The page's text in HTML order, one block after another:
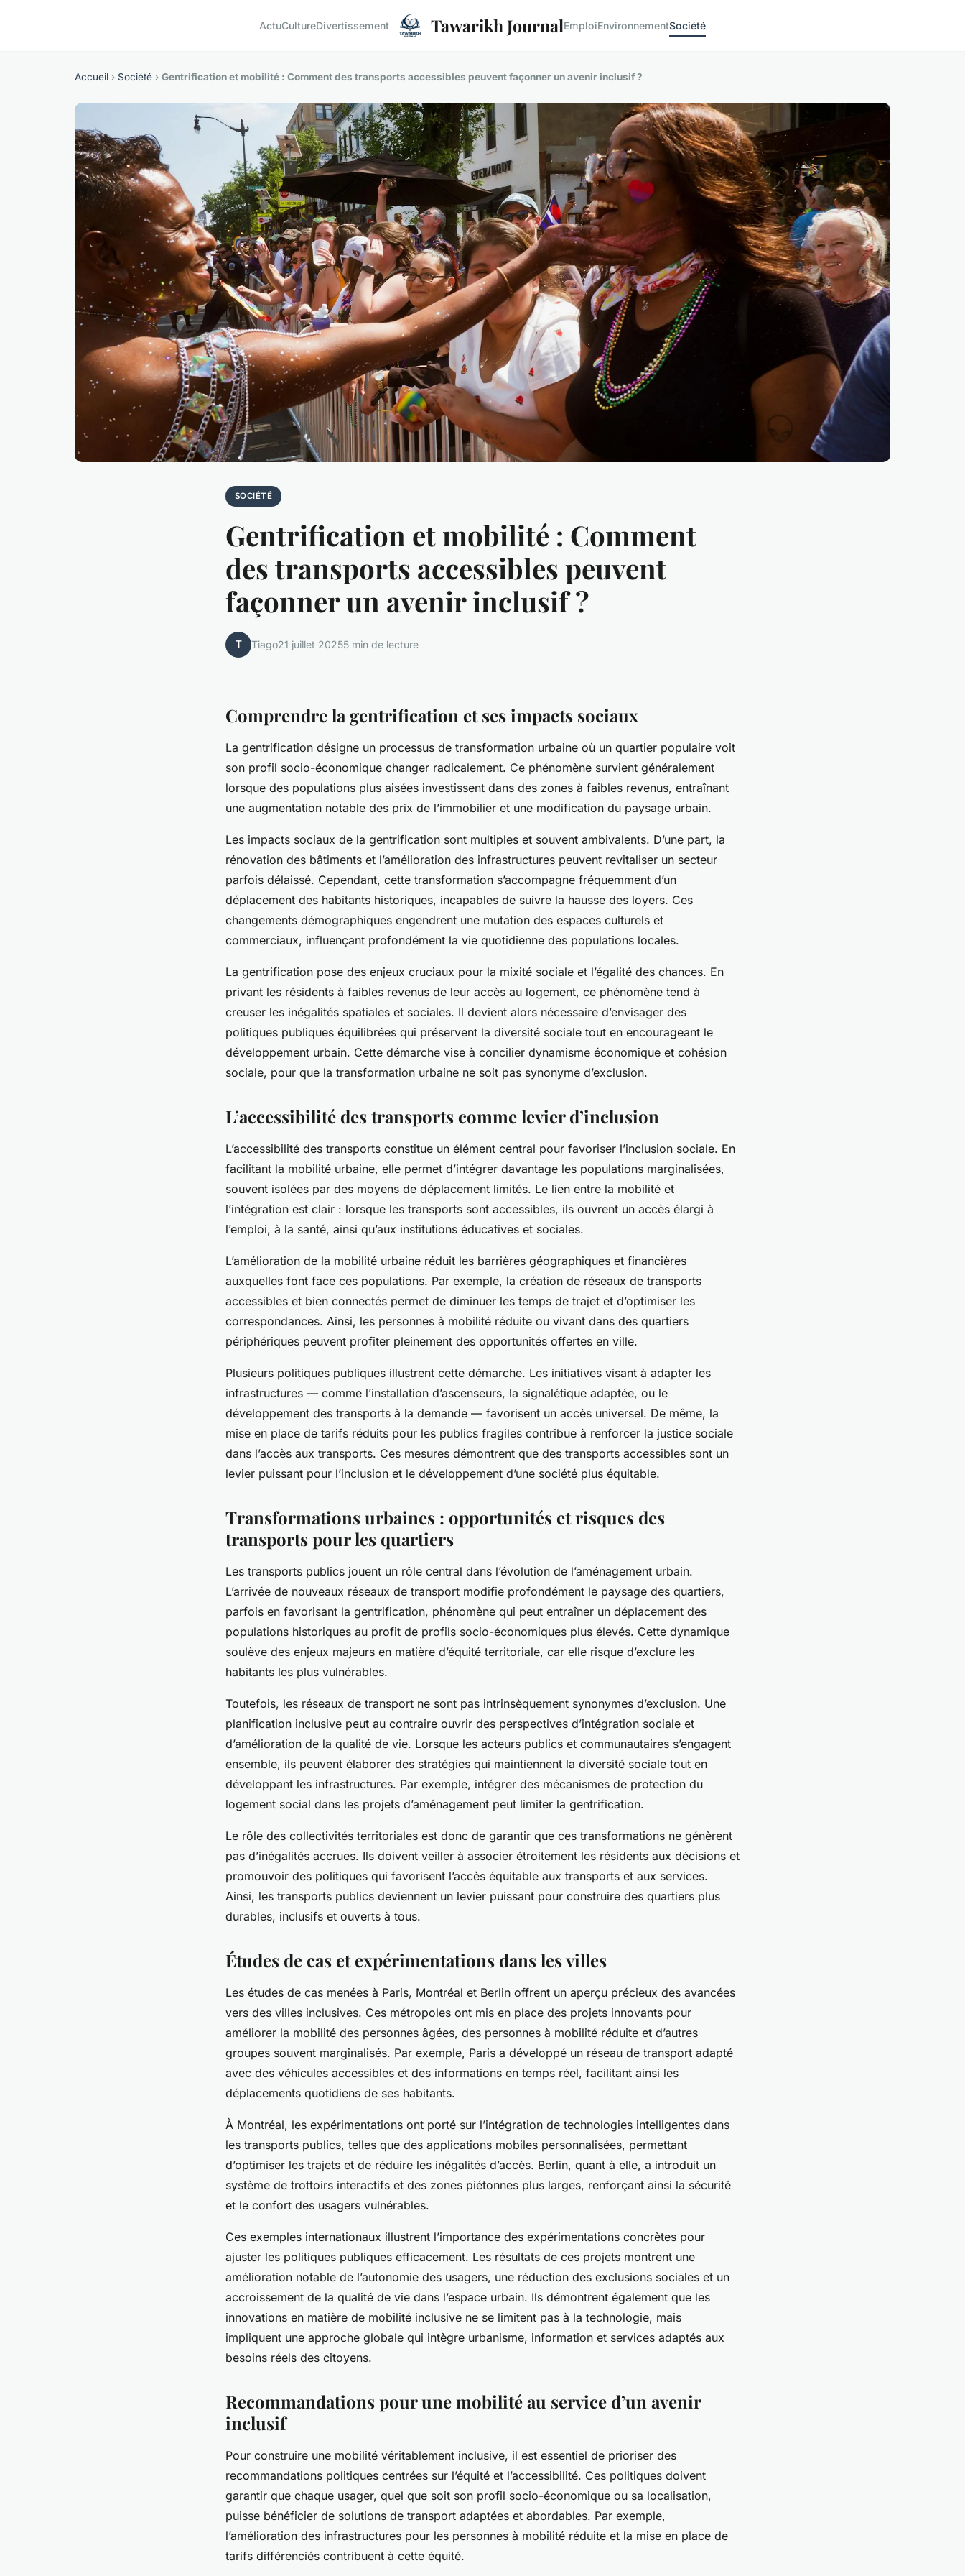
ActuCultureDivertissement Tawarikh JournalEmploiEnvironnementSociété
Accueil › Société › Gentrification et mobilité : Comment des transports accessibles peuvent façonner un avenir inclusif ?
SOCIÉTÉ
Gentrification et mobilité : Comment
des transports accessibles peuvent
façonner un avenir inclusif ?
T Tiago21 juillet 20255 min de lecture
Comprendre la gentrification et ses impacts sociaux
La gentrification désigne un processus de transformation urbaine où un quartier populaire voit
son profil socio-économique changer radicalement. Ce phénomène survient généralement
lorsque des populations plus aisées investissent dans des zones à faibles revenus, entraînant
une augmentation notable des prix de l’immobilier et une modification du paysage urbain.
Les impacts sociaux de la gentrification sont multiples et souvent ambivalents. D’une part, la
rénovation des bâtiments et l’amélioration des infrastructures peuvent revitaliser un secteur
parfois délaissé. Cependant, cette transformation s’accompagne fréquemment d’un
déplacement des habitants historiques, incapables de suivre la hausse des loyers. Ces
changements démographiques engendrent une mutation des espaces culturels et
commerciaux, influençant profondément la vie quotidienne des populations locales.
La gentrification pose des enjeux cruciaux pour la mixité sociale et l’égalité des chances. En
privant les résidents à faibles revenus de leur accès au logement, ce phénomène tend à
creuser les inégalités spatiales et sociales. Il devient alors nécessaire d’envisager des
politiques publiques équilibrées qui préservent la diversité sociale tout en encourageant le
développement urbain. Cette démarche vise à concilier dynamisme économique et cohésion
sociale, pour que la transformation urbaine ne soit pas synonyme d’exclusion.
L’accessibilité des transports comme levier d’inclusion
L’accessibilité des transports constitue un élément central pour favoriser l’inclusion sociale. En
facilitant la mobilité urbaine, elle permet d’intégrer davantage les populations marginalisées,
souvent isolées par des moyens de déplacement limités. Le lien entre la mobilité et
l’intégration est clair : lorsque les transports sont accessibles, ils ouvrent un accès élargi à
l’emploi, à la santé, ainsi qu’aux institutions éducatives et sociales.
L’amélioration de la mobilité urbaine réduit les barrières géographiques et financières
auxquelles font face ces populations. Par exemple, la création de réseaux de transports
accessibles et bien connectés permet de diminuer les temps de trajet et d’optimiser les
correspondances. Ainsi, les personnes à mobilité réduite ou vivant dans des quartiers
périphériques peuvent profiter pleinement des opportunités offertes en ville.
Plusieurs politiques publiques illustrent cette démarche. Les initiatives visant à adapter les
infrastructures — comme l’installation d’ascenseurs, la signalétique adaptée, ou le
développement des transports à la demande — favorisent un accès universel. De même, la
mise en place de tarifs réduits pour les publics fragiles contribue à renforcer la justice sociale
dans l’accès aux transports. Ces mesures démontrent que des transports accessibles sont un
levier puissant pour l’inclusion et le développement d’une société plus équitable.
Transformations urbaines : opportunités et risques des
transports pour les quartiers
Les transports publics jouent un rôle central dans l’évolution de l’aménagement urbain.
L’arrivée de nouveaux réseaux de transport modifie profondément le paysage des quartiers,
parfois en favorisant la gentrification, phénomène qui peut entraîner un déplacement des
populations historiques au profit de profils socio-économiques plus élevés. Cette dynamique
soulève des enjeux majeurs en matière d’équité territoriale, car elle risque d’exclure les
habitants les plus vulnérables.
Toutefois, les réseaux de transport ne sont pas intrinsèquement synonymes d’exclusion. Une
planification inclusive peut au contraire ouvrir des perspectives d’intégration sociale et
d’amélioration de la qualité de vie. Lorsque les acteurs publics et communautaires s’engagent
ensemble, ils peuvent élaborer des stratégies qui maintiennent la diversité sociale tout en
développant les infrastructures. Par exemple, intégrer des mécanismes de protection du
logement social dans les projets d’aménagement peut limiter la gentrification.
Le rôle des collectivités territoriales est donc de garantir que ces transformations ne génèrent
pas d’inégalités accrues. Ils doivent veiller à associer étroitement les résidents aux décisions et
promouvoir des politiques qui favorisent l’accès équitable aux transports et aux services.
Ainsi, les transports publics deviennent un levier puissant pour construire des quartiers plus
durables, inclusifs et ouverts à tous.
Études de cas et expérimentations dans les villes
Les études de cas menées à Paris, Montréal et Berlin offrent un aperçu précieux des avancées
vers des villes inclusives. Ces métropoles ont mis en place des projets innovants pour
améliorer la mobilité des personnes âgées, des personnes à mobilité réduite et d’autres
groupes souvent marginalisés. Par exemple, Paris a développé un réseau de transport adapté
avec des véhicules accessibles et des informations en temps réel, facilitant ainsi les
déplacements quotidiens de ses habitants.
À Montréal, les expérimentations ont porté sur l’intégration de technologies intelligentes dans
les transports publics, telles que des applications mobiles personnalisées, permettant
d’optimiser les trajets et de réduire les inégalités d’accès. Berlin, quant à elle, a introduit un
système de trottoirs interactifs et des zones piétonnes plus larges, renforçant ainsi la sécurité
et le confort des usagers vulnérables.
Ces exemples internationaux illustrent l’importance des expérimentations concrètes pour
ajuster les politiques publiques efficacement. Les résultats de ces projets montrent une
amélioration notable de l’autonomie des usagers, une réduction des exclusions sociales et un
accroissement de la qualité de vie dans l’espace urbain. Ils démontrent également que les
innovations en matière de mobilité inclusive ne se limitent pas à la technologie, mais
impliquent une approche globale qui intègre urbanisme, information et services adaptés aux
besoins réels des citoyens.
Recommandations pour une mobilité au service d’un avenir
inclusif
Pour construire une mobilité véritablement inclusive, il est essentiel de prioriser des
recommandations politiques centrées sur l’équité et l’accessibilité. Ces politiques doivent
garantir que chaque usager, quel que soit son profil socio-économique ou sa localisation,
puisse bénéficier de solutions de transport adaptées et abordables. Par exemple,
l’amélioration des infrastructures pour les personnes à mobilité réduite et la mise en place de
tarifs différenciés contribuent à cette équité.